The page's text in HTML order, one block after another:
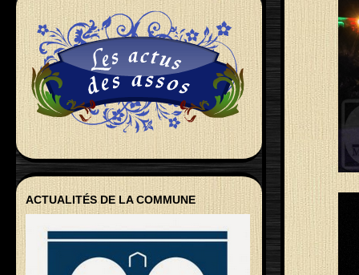
ACTUALITÉS DE LA COMMUNE